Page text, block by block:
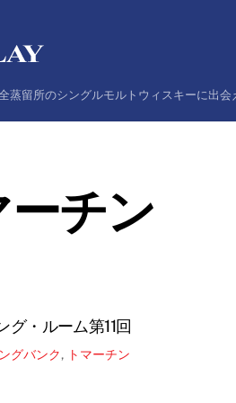
蒸留所のシングルモルトウィスキーに出会
ーチン
グ・ルーム第11回
グバンク, トマーチン